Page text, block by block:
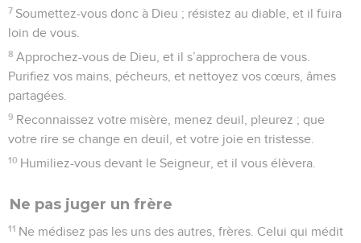
7 Soumettez-vous donc à Dieu ; résistez au diable, et il fuira
loin de vous.
8 Approchez-vous de Dieu, et il s’approchera de vous.
Purifiez vos mains, pécheurs, et nettoyez vos cœurs, âmes
partagées.
9 Reconnaissez votre misère, menez deuil, pleurez ; que
votre rire se change en deuil, et votre joie en tristesse.
10 Humiliez-vous devant le Seigneur, et il vous élèvera.
Ne pas juger un frère
11 Ne médisez pas les uns des autres, frères. Celui qui médit